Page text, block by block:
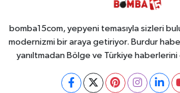
bomba15com, yepyeni temasıyla sizleri
modernizmi bir araya getiriyor. Burdur
yanıltmadan Bölge ve Türkiye